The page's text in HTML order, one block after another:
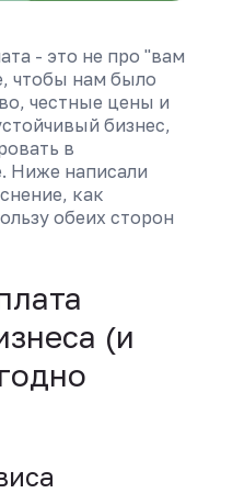
- это не про "вам
чтобы нам было
честные цены и
бизнес,
в
Ниже написали
как
обеих сторон
(и